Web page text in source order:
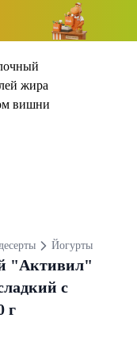
Йогурты
"Активил"
с
г